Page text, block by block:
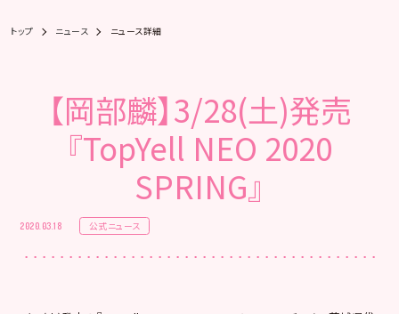
トップ ニュース ニュース詳細
【岡部麟】3/28(土)発売
『TopYell NEO 2020
SPRING』
2020.03.18 公式ニュース